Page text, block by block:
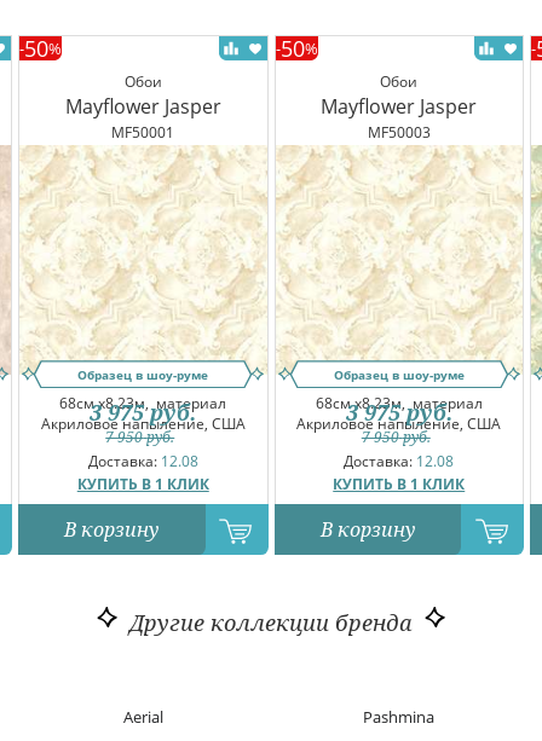
Обои
Mayflower Jasper
MF50001
-50%
Образец в шоу-руме
68см x8.23м, материал
Акриловое напыление, США
Доставка: 12.08
КУПИТЬ В 1 КЛИК
7 950руб.
3 975 руб.
В корзину
Обои
Mayflower Jasper
MF50003
-50%
Образец в шоу-руме
68см x8.23м, материал
Акриловое напыление, США
Доставка: 12.08
КУПИТЬ В 1 КЛИК
7 950руб.
3 975 руб.
В корзину
-
Другие коллекции бренда
Aerial Pashmina